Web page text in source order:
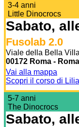
3-4 anni
Little Dinocrocs
Sabato,
Fusolab 2.0
Viale della Bella
00172 Roma -
Vai alla mappa
Scopri il corso di
5-7 anni
The Dinocrocs
Sabato,